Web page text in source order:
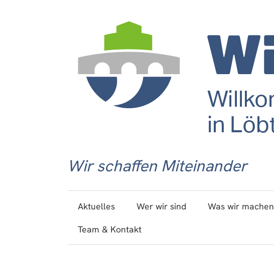
Wir schaffen Miteinander
Aktuelles Wer wir sind Was wir machen
Team & Kontakt